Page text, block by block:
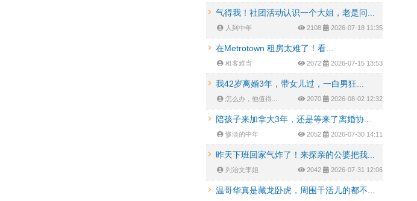
气得我！社团活动认识一个大姐，老是问...
人到中年 2108 2026-07-18 11:35
在Metrotown 租房太难了！看...
租客难当 2072 2026-07-15 13:53
我42岁离婚3年，带女儿过，一白男狂...
怎么办，他值得... 2070 2026-08-02 12:32
陪孩子来加拿大3年，还是等来了离婚协...
惨淡的中年 2052 2026-07-30 14:11
昨天下班回家气炸了！来探亲的公婆把我...
列治文李姐 2042 2026-07-31 12:06
温哥华真是藏龙卧虎，周围干活儿的都不...